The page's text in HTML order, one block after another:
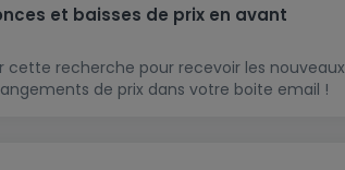
et baisses de prix en avant
cette recherche pour recevoir les nouveaux
de prix dans votre boite email !